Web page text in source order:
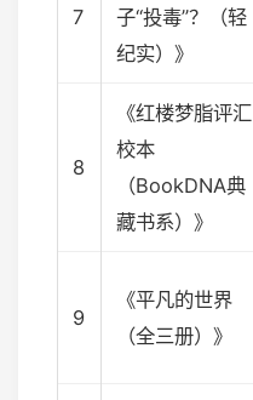
7
子“投毒”？（轻
纪实）》
8
《红楼梦脂评汇
校本
（BookDNA典
藏书系）》
9
《平凡的世界
（全三册）》